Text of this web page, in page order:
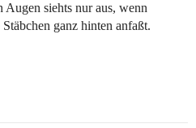
Augen siehts nur aus, wenn
ganz hinten anfaßt.